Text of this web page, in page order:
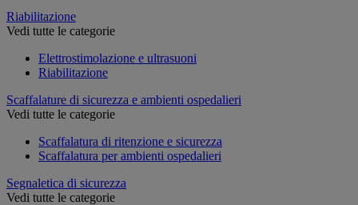
Riabilitazione
Vedi tutte le categorie
Elettrostimolazione e ultrasuoni
Riabilitazione
Scaffalature di sicurezza e ambienti ospedalieri
Vedi tutte le categorie
Scaffalatura di ritenzione e sicurezza
Scaffalatura per ambienti ospedalieri
Segnaletica di sicurezza
Vedi tutte le categorie